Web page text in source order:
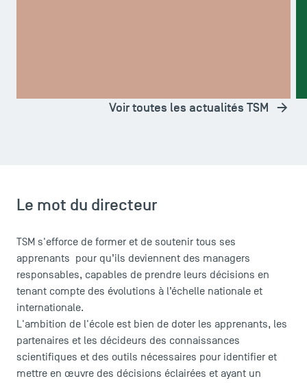
Voir toutes les actualités TSM
Le mot du directeur
TSM s'efforce de former et de soutenir tous ses
apprenants pour qu’ils deviennent des managers
responsables, capables de prendre leurs décisions en
tenant compte des évolutions à l’échelle nationale et
internationale.
L'ambition de l'école est bien de doter les apprenants, les
partenaires et les décideurs des connaissances
scientifiques et des outils nécessaires pour identifier et
mettre en œuvre des décisions éclairées et ayant un